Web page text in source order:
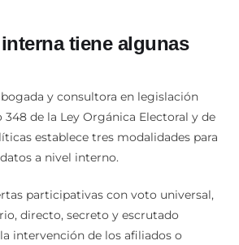
tiene algunas
y consultora en legislación
de la Ley Orgánica Electoral y de
establece tres modalidades para
a nivel interno.
participativas con voto universal,
directo, secreto y escrutado
intervención de los afiliados o